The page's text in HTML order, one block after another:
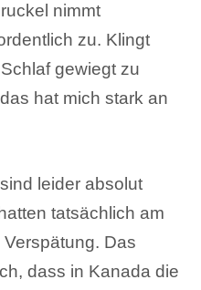
nimmt
zu. Klingt
gewiegt zu
hat mich stark an
leider absolut
tatsächlich am
Das
dass in Kanada die